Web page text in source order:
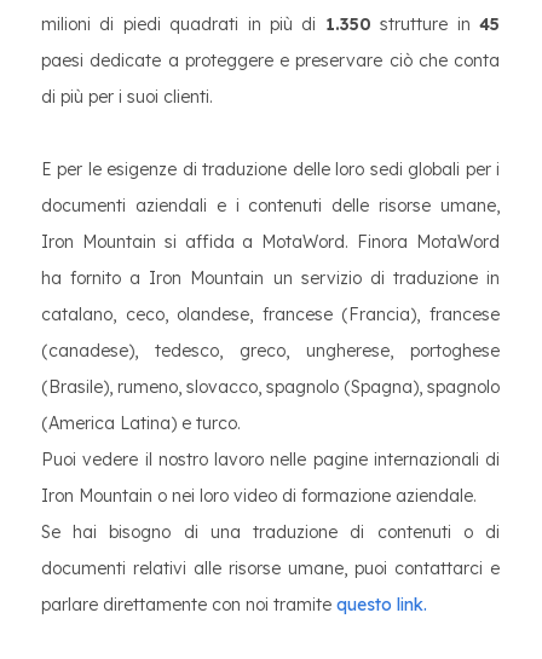
milioni di piedi quadrati in più di 1.350 strutture in45
paesi dedicate a proteggere e preservare ciò che conta
di più per i suoi clienti.
E per le esigenze di traduzione delle loro sedi globali per i
documenti aziendali e i contenuti delle risorse umane,
Iron Mountain si affida a MotaWord. Finora MotaWord
ha fornito a Iron Mountain un servizio di traduzione in
catalano, ceco, olandese, francese (Francia), francese
(canadese), tedesco, greco, ungherese, portoghese
(Brasile), rumeno, slovacco, spagnolo (Spagna), spagnolo
(America Latina) e turco.
Puoi vedere il nostro lavoro nelle pagine internazionali di
Iron Mountain o nei loro video di formazione aziendale.
Se hai bisogno di una traduzione di contenuti o di
documenti relativi alle risorse umane, puoi contattarci e
parlare direttamente con noi tramite questo link.